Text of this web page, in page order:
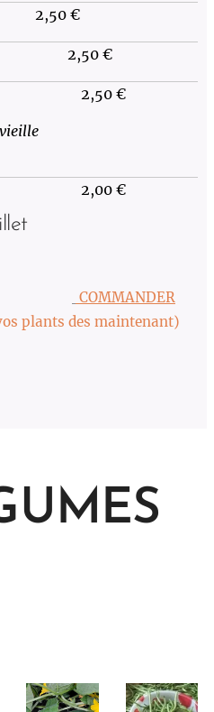
2,50 €
2,50 €
2,50 €
2,00 €
COMMANDER
plants des maintenant)